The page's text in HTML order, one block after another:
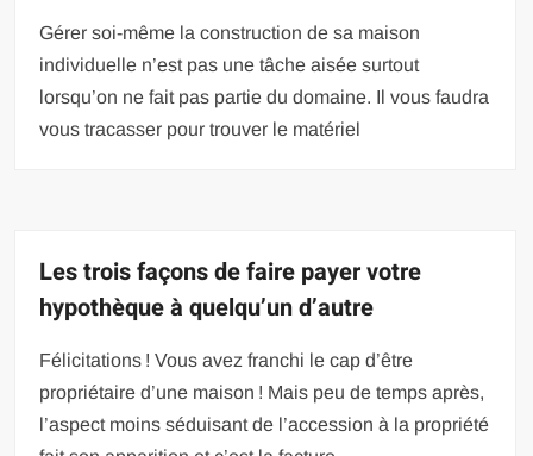
Gérer soi-même la construction de sa maison
individuelle n’est pas une tâche aisée surtout
lorsqu’on ne fait pas partie du domaine. Il vous faudra
vous tracasser pour trouver le matériel
Les trois façons de faire payer votre
hypothèque à quelqu’un d’autre
Félicitations ! Vous avez franchi le cap d’être
propriétaire d’une maison ! Mais peu de temps après,
l’aspect moins séduisant de l’accession à la propriété